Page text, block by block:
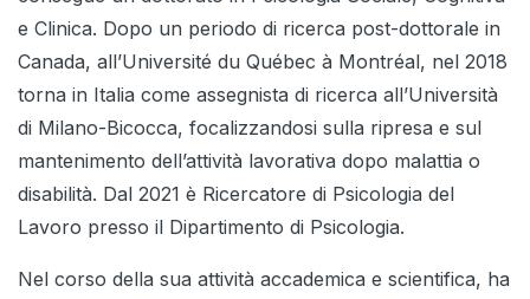
e Clinica. Dopo un periodo di ricerca post-dottorale in
Canada, all’Université du Québec à Montréal, nel 2018
torna in Italia come assegnista di ricerca all’Università
di Milano-Bicocca, focalizzandosi sulla ripresa e sul
mantenimento dell’attività lavorativa dopo malattia o
disabilità. Dal 2021 è Ricercatore di Psicologia del
Lavoro presso il Dipartimento di Psicologia.
Nel corso della sua attività accademica e scientifica, ha